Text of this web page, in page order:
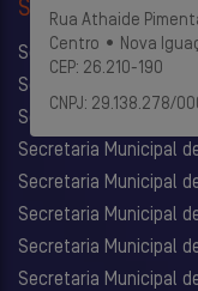
Rua Athaide
Centro • Nova
CEP: 26.210-190
CNPJ: 29.138.278/
SECRETARIAS
Secretaria Municipal
Secretaria Municipal
Secretaria Municipal
Secretaria Municipal
Secretaria Municipal
Secretaria Municipal
Secretaria Municipal
Secretaria Municipal